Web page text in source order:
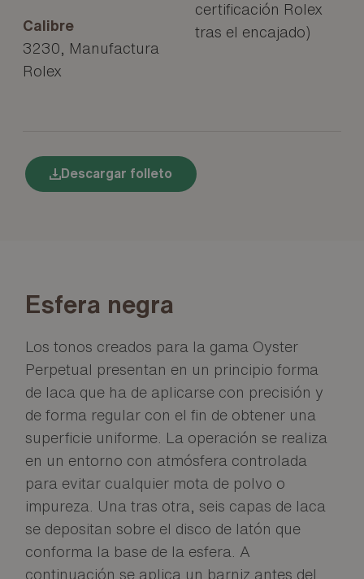
Calibre
3230, Manufactura
Rolex
certificación Rolex
tras el encajado)
Descargar folleto
Esfera negra
Los tonos creados para la gama Oyster
Perpetual presentan en un principio forma
de laca que ha de aplicarse con precisión y
de forma regular con el fin de obtener una
superficie uniforme. La operación se realiza
en un entorno con atmósfera controlada
para evitar cualquier mota de polvo o
impureza. Una tras otra, seis capas de laca
se depositan sobre el disco de latón que
conforma la base de la esfera. A
continuación se aplica un barniz antes del